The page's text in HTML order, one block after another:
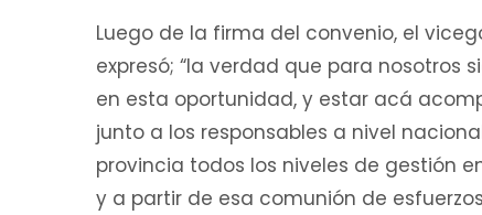
Luego de la firma del convenio, el
expresó; “la verdad que para
en esta oportunidad, y estar acá
junto a los responsables a nivel
provincia todos los niveles de gestión
y a partir de esa comunión de